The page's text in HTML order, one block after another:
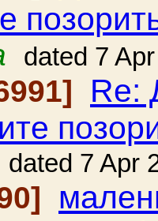
dated 7
Re:
dated 7 Apr